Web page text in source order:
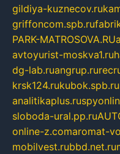
gildiya-kuznecov.ru
griffoncom.spb.ru
PARK-MATROSOVA.RU
avtoyurist-moskva1.ru
dg-lab.ruangrup.ru
krsk124.rukubok.spb.ru
analitikaplus.ru
sloboda-ural.pp.ru
online-z.comaromat-
mobilvest.rubbd.net.ru